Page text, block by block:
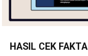
HASIL CEK FAKTA